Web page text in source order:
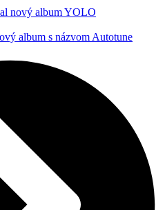
nový album YOLO
album s názvom Autotune